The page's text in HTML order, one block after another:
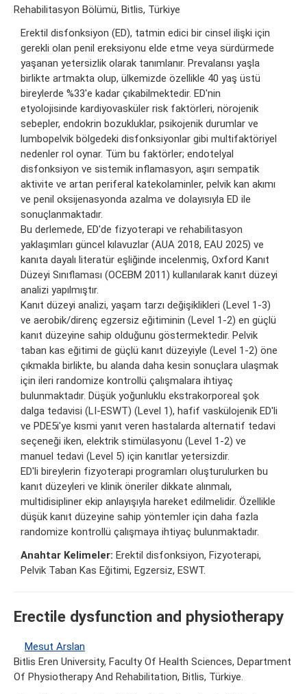
Rehabilitasyon Bölümü, Bitlis, Türkiye
Erektil disfonksiyon (ED), tatmin edici bir cinsel ilişki için
gerekli olan penil ereksiyonu elde etme veya sürdürmede
yaşanan yetersizlik olarak tanımlanır. Prevalansı yaşla
birlikte artmakta olup, ülkemizde özellikle 40 yaş üstü
bireylerde %33'e kadar çıkabilmektedir. ED'nin
etyolojisinde kardiyovasküler risk faktörleri, nörojenik
sebepler, endokrin bozukluklar, psikojenik durumlar ve
lumbopelvik bölgedeki disfonksiyonlar gibi multifaktöriyel
nedenler rol oynar. Tüm bu faktörler; endotelyal
disfonksiyon ve sistemik inflamasyon, aşırı sempatik
aktivite ve artan periferal katekolaminler, pelvik kan akımı
ve penil oksijenasyonda azalma ve dolayısıyla ED ile
sonuçlanmaktadır.
Bu derlemede, ED'de fizyoterapi ve rehabilitasyon
yaklaşımları güncel kılavuzlar (AUA 2018, EAU 2025) ve
kanıta dayalı literatür eşliğinde incelenmiş, Oxford Kanıt
Düzeyi Sınıflaması (OCEBM 2011) kullanılarak kanıt düzeyi
analizi yapılmıştır.
Kanıt düzeyi analizi, yaşam tarzı değişiklikleri (Level 1-3)
ve aerobik/direnç egzersiz eğitiminin (Level 1-2) en güçlü
kanıt düzeyine sahip olduğunu göstermektedir. Pelvik
taban kas eğitimi de güçlü kanıt düzeyiyle (Level 1-2) öne
çıkmakla birlikte, bu alanda daha kesin sonuçlara ulaşmak
için ileri randomize kontrollü çalışmalara ihtiyaç
bulunmaktadır. Düşük yoğunluklu ekstrakorporeal şok
dalga tedavisi (LI-ESWT) (Level 1), hafif vaskülojenik ED'li
ve PDE5i'ye kısmi yanıt veren hastalarda alternatif tedavi
seçeneği iken, elektrik stimülasyonu (Level 1-2) ve
manuel tedavi (Level 5) için kanıtlar yetersizdir.
ED'li bireylerin fizyoterapi programları oluşturulurken bu
kanıt düzeyleri ve klinik öneriler dikkate alınmalı,
multidisipliner ekip anlayışıyla hareket edilmelidir. Özellikle
düşük kanıt düzeyine sahip yöntemler için daha fazla
randomize kontrollü çalışmaya ihtiyaç bulunmaktadır.
Anahtar Kelimeler: Erektil disfonksiyon, Fizyoterapi,
Pelvik Taban Kas Eğitimi, Egzersiz, ESWT.
Erectile dysfunction and physiotherapy
Mesut Arslan
Bitlis Eren University, Faculty Of Health Sciences, Department
Of Physiotherapy And Rehabilitation, Bitlis, Türkiye.